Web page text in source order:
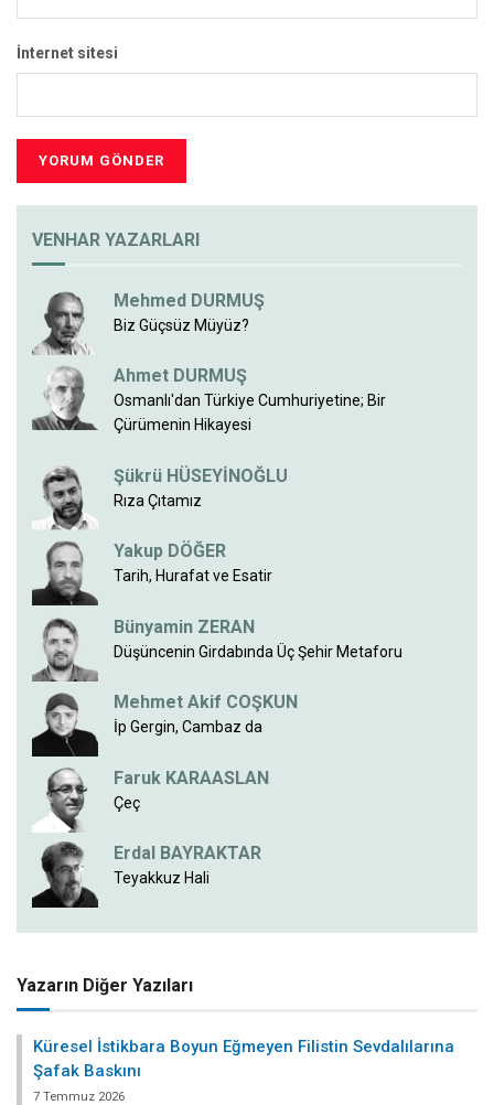
İnternet sitesi
VENHAR YAZARLARI
Mehmed DURMUŞ
Biz Güçsüz Müyüz?
Ahmet DURMUŞ
Osmanlı'dan Türkiye Cumhuriyetine; Bir
Çürümenin Hikayesi
Şükrü HÜSEYİNOĞLU
Rıza Çıtamız
Yakup DÖĞER
Tarih, Hurafat ve Esatir
Bünyamin ZERAN
Düşüncenin Girdabında Üç Şehir Metaforu
Mehmet Akif COŞKUN
İp Gergin, Cambaz da
Faruk KARAASLAN
Çeç
Erdal BAYRAKTAR
Teyakkuz Hali
Yazarın Diğer Yazıları
Küresel İstikbara Boyun Eğmeyen Filistin Sevdalılarına
Şafak Baskını
7 Temmuz 2026